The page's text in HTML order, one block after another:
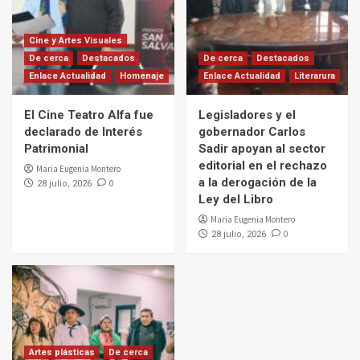
4
Artes Visuales Destacados Espacios culturales
Muestra de artes visuales «Las delicias de
Renata»
Enlace Actualidad
Homenaje
Música
Tradiciones Turismo
Se anunció Primer Festival Nacional del
Éxodo
Cine y Artes Visuales
De cerca
Destacados
Enlace Actualidad
Homenaje
El Cine Teatro Alfa fue
declarado de Interés
Patrimonial
Maria Eugenia Montero
28 julio, 2026 0
De cerca
Destacados
Enlace Actualidad
Literarura
Legisladores y el
gobernador Carlos
Sadir apoyan al sector
editorial en el rechazo
a la derogación de la
Ley del Libro
Maria Eugenia Montero
28 julio, 2026 0
Artes plásticas De cerca